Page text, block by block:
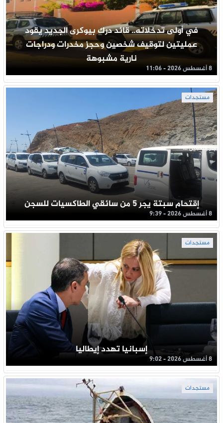
في أولى تدخلاته.. قائد درك بيوكرى الجديد يقود
عمليتين لتوقيف شخصين وحجز مخدرات ودراجات
نارية مشبوهة
8 أغسطس 2026 - 11:06
مستجدات
إقتحام سبتة يجر 5 من سائقي الطاكسيات للسجن
8 أغسطس 2026 - 9:39
مستجدات
إسبانيا تهدد إيطاليا
8 أغسطس 2026 - 9:02
مستجدات
جار التحميل ...